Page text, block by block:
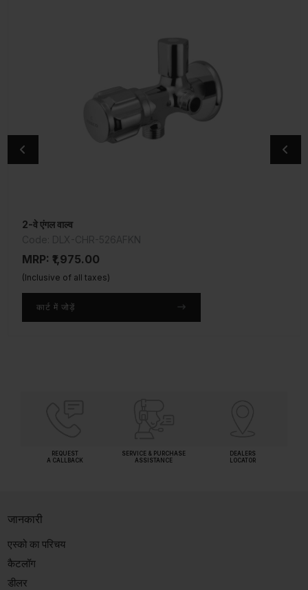
2-वे एंगल वाल्व
MRP: ₹1,975.00
(Inclusive of all taxes)
कार्ट में जोड़ें
2-वे एंगल वाल्व
MRP: ₹1,925.00
(Inclusive of all taxes)
कार्ट में जोड़ें
REQUEST
A CALLBACK
SERVICE & PURCHASE
ASSISTANCE
DEALERS
LOCATOR
जानकारी
एस्को का परिचय
कैटलॉग
डीलर